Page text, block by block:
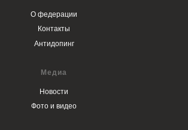
Медиа
Фото и видео
Новости
О федерации
Контакты
Антидопинг